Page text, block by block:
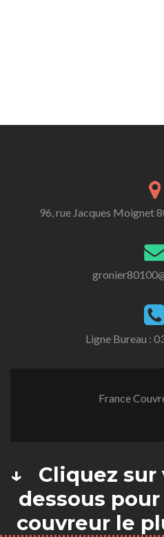
96, rue Jacques Moignet
Ligne Bureau :
France
↓ Cliquez sur
dessous
couvreur le